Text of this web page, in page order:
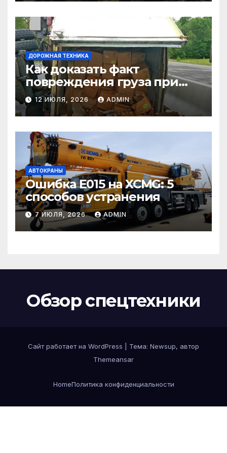
ДОРОЖНАЯ ТЕХНИКА
Как доказать факт
повреждения груза при
страховом случае
12 ИЮЛЯ, 2026 ADMIN
АВТОКРАНЫ
Ошибка E015 на XCMG: 5
способов устранения
7 ИЮЛЯ, 2026 ADMIN
Обзор спецтехники
Сайт работает на WordPress
Тема: Newsup, автор
Themeansar
HomeПолитика конфиденциальности